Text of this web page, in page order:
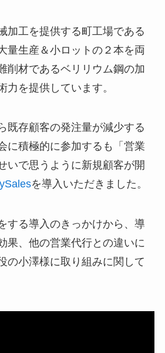
加工を提供する町工場である
量生産＆小ロットの２本を両
削材であるベリリウム鋼の加
力を提供しています。
既存顧客の発注量が減少する
に積極的に参加するも「営業
いで思うように新規顧客が開
を導入いただきました。
する導入のきっかけから、導
果、他の営業代行との違いに
の小澤様に取り組みに関して